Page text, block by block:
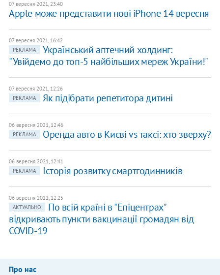
07 вересня 2021, 23:40
Apple може представити нові iPhone 14 вересня
07 вересня 2021, 16:42
РЕКЛАМА
Український аптечний холдинг:
"Увійдемо до топ-5 найбільших мереж України!"
07 вересня 2021, 12:26
РЕКЛАМА
Як підібрати репетитора дитині
06 вересня 2021, 12:46
РЕКЛАМА
Оренда авто в Києві vs таксі: хто зверху?
06 вересня 2021, 12:41
РЕКЛАМА
Історія розвитку смартгодинників
06 вересня 2021, 12:25
АКТУАЛЬНО
По всій країні в "Епіцентрах"
відкривають пункти вакцинації громадян від
COVID-19
Про нас